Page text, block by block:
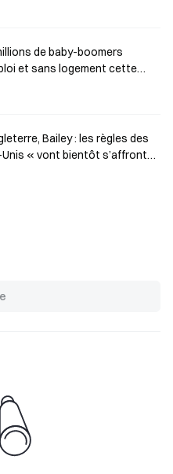
de baby-boomers
et sans logement cette
Bailey : les règles des
« vont bientôt s’affronter